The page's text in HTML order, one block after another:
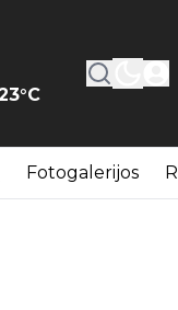
°C
Fotogalerijos